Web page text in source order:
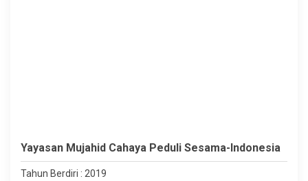
Yayasan Mujahid Cahaya Peduli Sesama-Indonesia
Tahun Berdiri : 2019